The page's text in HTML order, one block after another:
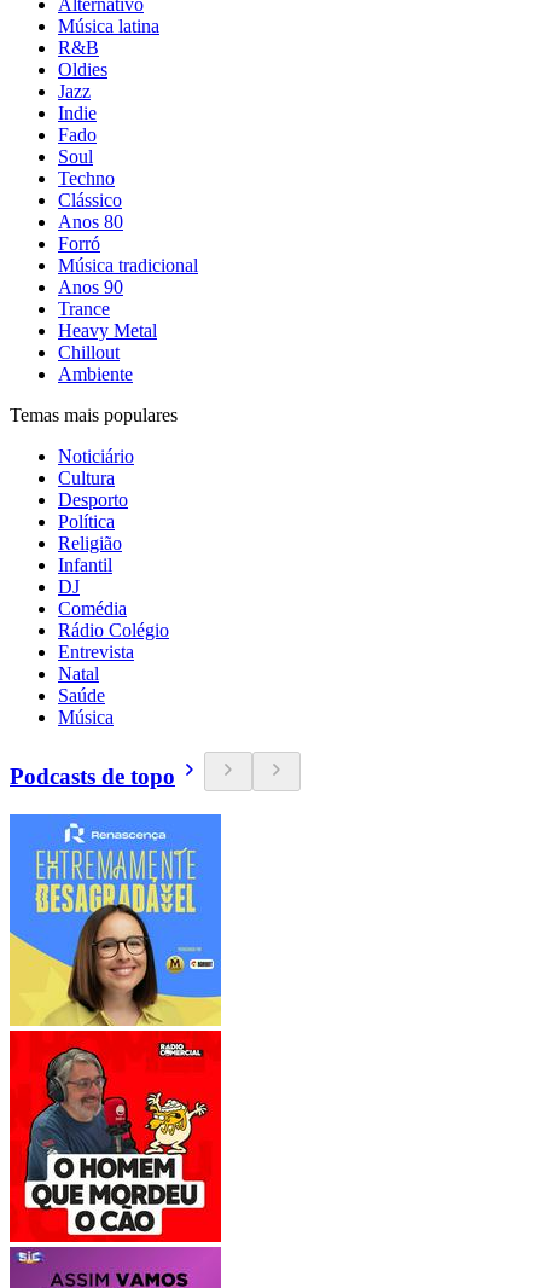
Alternativo
Música latina
R&B
Oldies
Jazz
Indie
Fado
Soul
Techno
Clássico
Anos 80
Forró
Música tradicional
Anos 90
Trance
Heavy Metal
Chillout
Ambiente
Temas mais populares
Noticiário
Cultura
Desporto
Política
Religião
Infantil
DJ
Comédia
Rádio Colégio
Entrevista
Natal
Saúde
Música
Podcasts de topo